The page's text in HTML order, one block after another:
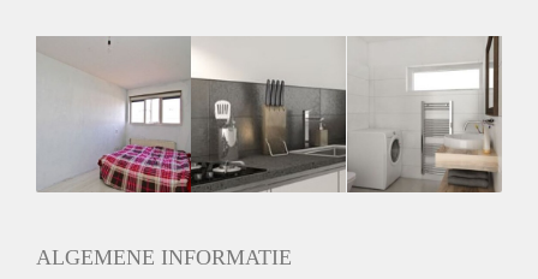
Gedeelde Douche: Ja
Gedeelde woonkamer: Ja
Huisgenoten: Ja
Geslacht huisgenoten: Gemengd
ALGEMENE INFORMATIE